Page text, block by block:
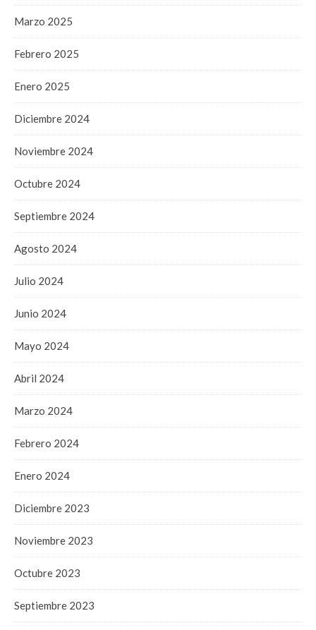
Marzo 2025
Febrero 2025
Enero 2025
Diciembre 2024
Noviembre 2024
Octubre 2024
Septiembre 2024
Agosto 2024
Julio 2024
Junio 2024
Mayo 2024
Abril 2024
Marzo 2024
Febrero 2024
Enero 2024
Diciembre 2023
Noviembre 2023
Octubre 2023
Septiembre 2023